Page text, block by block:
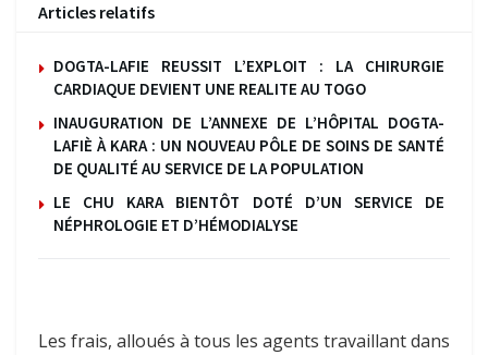
Articles relatifs
DOGTA-LAFIE REUSSIT L’EXPLOIT : LA CHIRURGIE
CARDIAQUE DEVIENT UNE REALITE AU TOGO
INAUGURATION DE L’ANNEXE DE L’HÔPITAL DOGTA-
LAFIÈ À KARA : UN NOUVEAU PÔLE DE SOINS DE SANTÉ
DE QUALITÉ AU SERVICE DE LA POPULATION
LE CHU KARA BIENTÔT DOTÉ D’UN SERVICE DE
NÉPHROLOGIE ET D’HÉMODIALYSE
Les frais, alloués à tous les agents travaillant dans